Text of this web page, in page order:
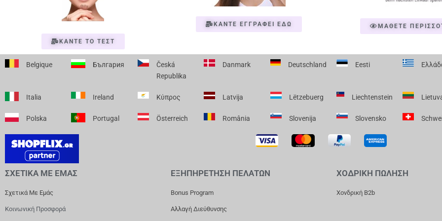
ΚΑΝΤΕ ΤΟ ΤΕΣΤ
ΚΑΝΤΕ ΕΓΓΡΑΦΕΙ ΕΔΩ ΜΑΘΕΤΕ
Belgique България
Česká
Republika
Danmark Deutschland Eesti
Italia Ireland Κύπρος Latvija Lëtzebuerg Liechtenstein
Polska Portugal Österreich România Slovenija Slovensko
ΣΧΕΤΙΚΑ ΜΕ ΕΜΑΣ
Σχετικά Με Εμάς
Κοινωνική Προσφορά
ΕΞΗΠΗΡΕΤΗΣΗ ΠΕΛΑΤΩΝ
Bonus Program
Αλλαγή Διεύθυνσης
ΧΟΔΡΙΚΗ ΠΩΛΗΣΗ
Χονδρική B2b